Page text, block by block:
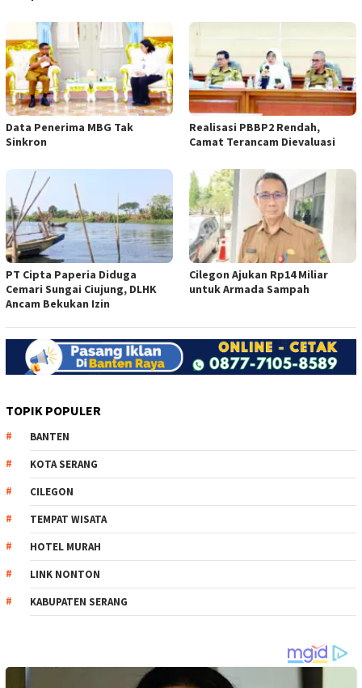
Data Penerima MBG Tak
Sinkron
Realisasi PBBP2 Rendah,
Camat Terancam Dievaluasi
PT Cipta Paperia Diduga
Cemari Sungai Ciujung, DLHK
Ancam Bekukan Izin
Cilegon Ajukan Rp14 Miliar
untuk Armada Sampah
TOPIK POPULER
BANTEN
KOTA SERANG
CILEGON
TEMPAT WISATA
HOTEL MURAH
LINK NONTON
KABUPATEN SERANG